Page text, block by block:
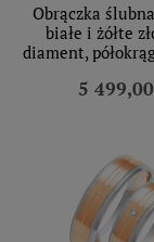
Obrączka
białe i żółte
diament,
5